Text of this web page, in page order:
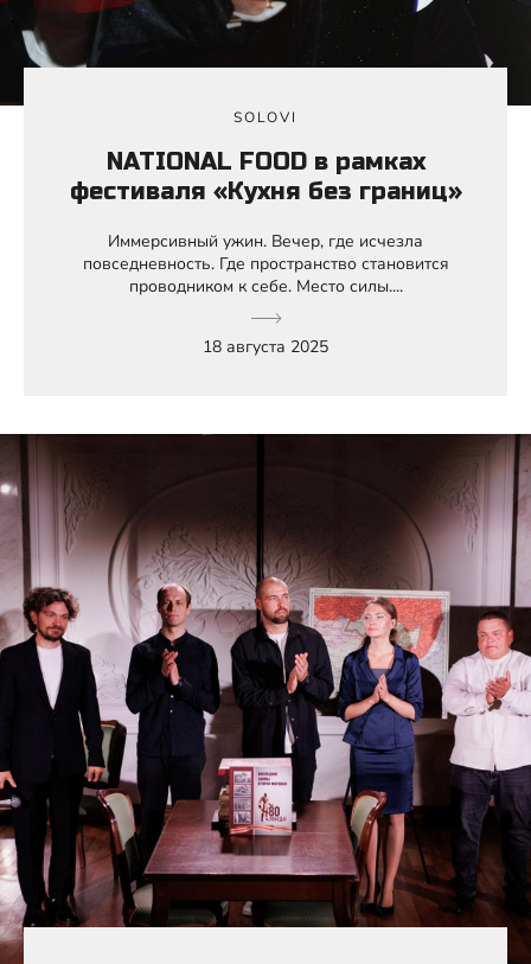
SOLOVI
NATIONAL FOOD в рамках
фестиваля «Кухня без границ»
Иммерсивный ужин. Вечер, где исчезла
повседневность. Где пространство становится
проводником к себе. Место силы....
18 августа 2025